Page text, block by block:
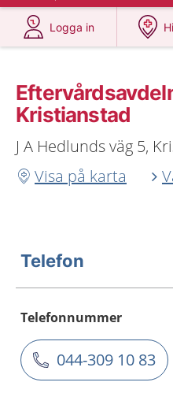
Logga in
på 1177.se
Kristianstad
J A Hedlunds väg 5,
Visa på karta
Telefon
Telefonnummer
044-309 10 83